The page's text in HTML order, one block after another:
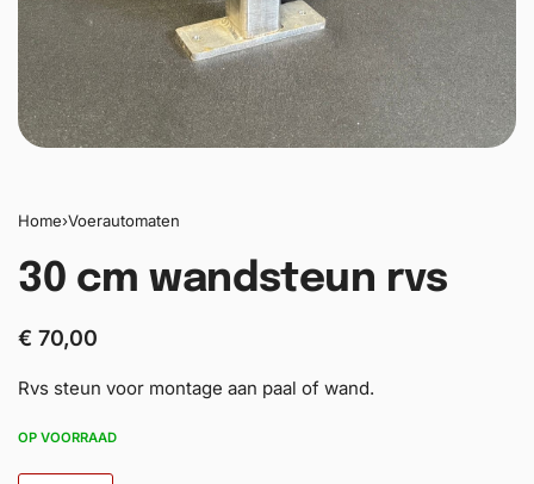
Home›Voerautomaten
30 cm wandsteun rvs
€ 70,00
Rvs steun voor montage aan paal of wand.
OP VOORRAAD